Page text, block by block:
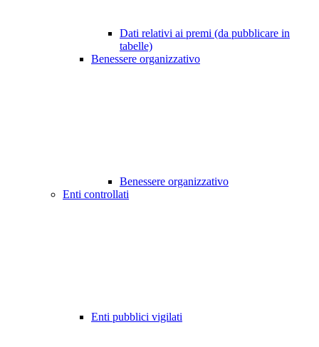
Dati relativi ai premi (da pubblicare in
tabelle)
Benessere organizzativo
Benessere organizzativo
Enti controllati
Enti pubblici vigilati